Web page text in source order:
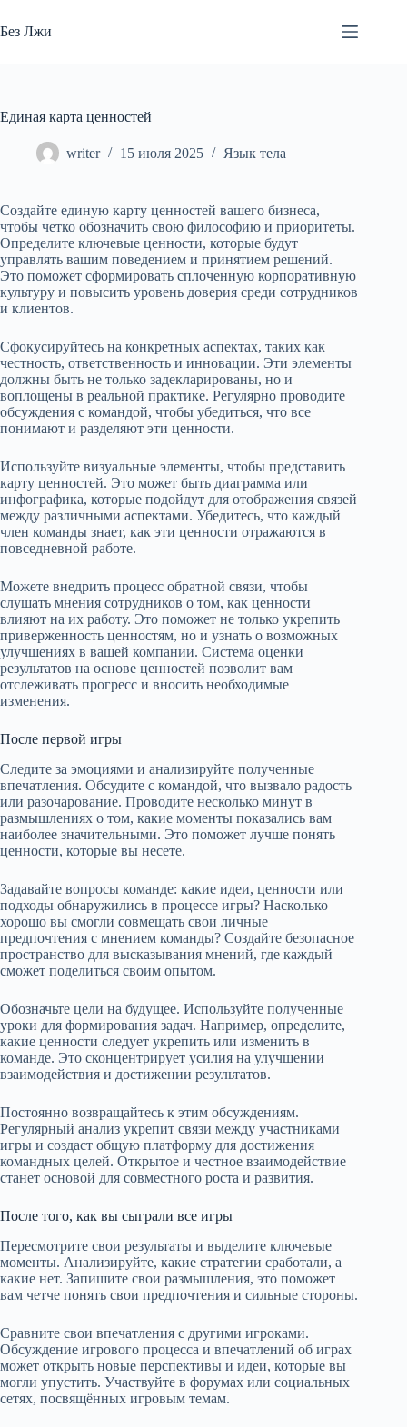
к
сути
Без Лжи
Единая карта ценностей
writer 15 июля 2025 Язык тела
Создайте единую карту ценностей вашего бизнеса,
чтобы четко обозначить свою философию и приоритеты.
Определите ключевые ценности, которые будут
управлять вашим поведением и принятием решений.
Это поможет сформировать сплоченную корпоративную
культуру и повысить уровень доверия среди сотрудников
и клиентов.
Сфокусируйтесь на конкретных аспектах, таких как
честность, ответственность и инновации. Эти элементы
должны быть не только задекларированы, но и
воплощены в реальной практике. Регулярно проводите
обсуждения с командой, чтобы убедиться, что все
понимают и разделяют эти ценности.
Используйте визуальные элементы, чтобы представить
карту ценностей. Это может быть диаграмма или
инфографика, которые подойдут для отображения связей
между различными аспектами. Убедитесь, что каждый
член команды знает, как эти ценности отражаются в
повседневной работе.
Можете внедрить процесс обратной связи, чтобы
слушать мнения сотрудников о том, как ценности
влияют на их работу. Это поможет не только укрепить
приверженность ценностям, но и узнать о возможных
улучшениях в вашей компании. Система оценки
результатов на основе ценностей позволит вам
отслеживать прогресс и вносить необходимые
изменения.
После первой игры
Следите за эмоциями и анализируйте полученные
впечатления. Обсудите с командой, что вызвало радость
или разочарование. Проводите несколько минут в
размышлениях о том, какие моменты показались вам
наиболее значительными. Это поможет лучше понять
ценности, которые вы несете.
Задавайте вопросы команде: какие идеи, ценности или
подходы обнаружились в процессе игры? Насколько
хорошо вы смогли совмещать свои личные
предпочтения с мнением команды? Создайте безопасное
пространство для высказывания мнений, где каждый
сможет поделиться своим опытом.
Обозначьте цели на будущее. Используйте полученные
уроки для формирования задач. Например, определите,
какие ценности следует укрепить или изменить в
команде. Это сконцентрирует усилия на улучшении
взаимодействия и достижении результатов.
Постоянно возвращайтесь к этим обсуждениям.
Регулярный анализ укрепит связи между участниками
игры и создаст общую платформу для достижения
командных целей. Открытое и честное взаимодействие
станет основой для совместного роста и развития.
После того, как вы сыграли все игры
Пересмотрите свои результаты и выделите ключевые
моменты. Анализируйте, какие стратегии сработали, а
какие нет. Запишите свои размышления, это поможет
вам четче понять свои предпочтения и сильные стороны.
Сравните свои впечатления с другими игроками.
Обсуждение игрового процесса и впечатлений об играх
может открыть новые перспективы и идеи, которые вы
могли упустить. Участвуйте в форумах или социальных
сетях, посвящённых игровым темам.